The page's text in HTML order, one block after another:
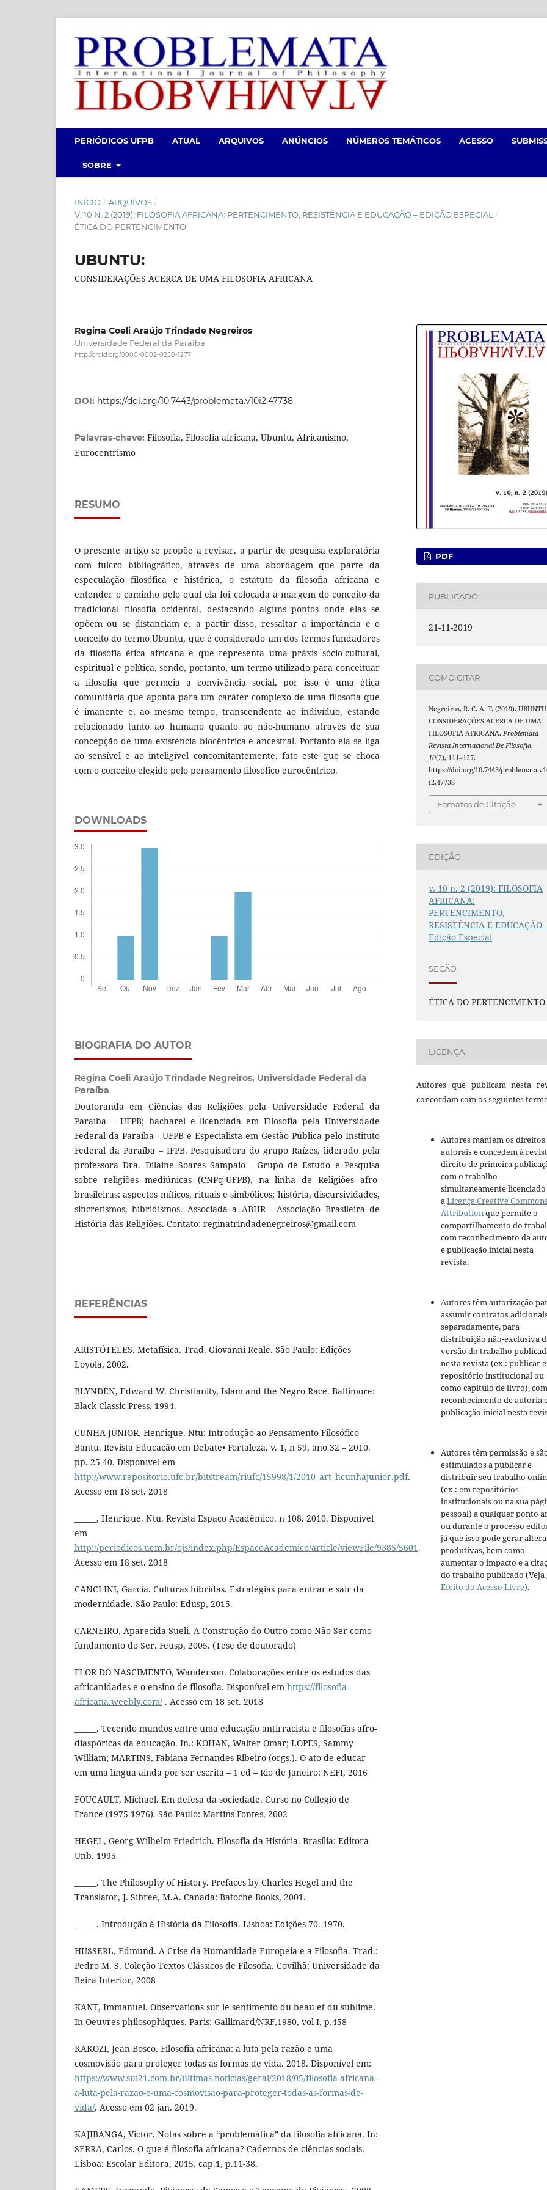
PERIÓDICOS UFPB ATUAL ARQUIVOS ANÚNCIOS NÚMEROS TEMÁTICOS ACESSO
SOBRE
INÍCIO / ARQUIVOS /
V. 10 N. 2 (2019): FILOSOFIA AFRICANA: PERTENCIMENTO, RESISTÊNCIA E EDUCAÇÃO – EDIÇÃO ESPECIAL
/
ÉTICA DO PERTENCIMENTO
UBUNTU:
CONSIDERAÇÕES ACERCA DE UMA FILOSOFIA AFRICANA
Regina Coeli Araújo Trindade Negreiros
Universidade Federal da Paraíba
http://orcid.org/0000-0002-0250-1277
DOI: https://doi.org/10.7443/problemata.v10i2.47738
Palavras-chave: Filosofia, Filosofia africana, Ubuntu, Africanismo,
Eurocentrismo
RESUMO
O presente artigo se propõe a revisar, a partir de pesquisa exploratória
com fulcro bibliográfico, através de uma abordagem que parte da
especulação filosófica e histórica, o estatuto da filosofia africana e
entender o caminho pelo qual ela foi colocada à margem do conceito da
tradicional filosofia ocidental, destacando alguns pontos onde elas se
opõem ou se distanciam e, a partir disso, ressaltar a importância e o
conceito do termo Ubuntu, que é considerado um dos termos fundadores
da filosofia ética africana e que representa uma práxis sócio-cultural,
espiritual e política, sendo, portanto, um termo utilizado para conceituar
a filosofia que permeia a convivência social, por isso é uma ética
comunitária que aponta para um caráter complexo de uma filosofia que
é imanente e, ao mesmo tempo, transcendente ao indivíduo, estando
relacionado tanto ao humano quanto ao não-humano através de sua
concepção de uma existência biocêntrica e ancestral. Portanto ela se liga
ao sensível e ao inteligível concomitantemente, fato este que se choca
com o conceito elegido pelo pensamento filosófico eurocêntrico.
DOWNLOADS
BIOGRAFIA DO AUTOR
Regina Coeli Araújo Trindade Negreiros, Universidade Federal da
Paraíba
Doutoranda em Ciências das Religiões pela Universidade Federal da
Paraíba – UFPB; bacharel e licenciada em Filosofia pela Universidade
Federal da Paraíba - UFPB e Especialista em Gestão Pública pelo Instituto
Federal da Paraíba – IFPB. Pesquisadora do grupo Raízes, liderado pela
professora Dra. Dilaine Soares Sampaio - Grupo de Estudo e Pesquisa
sobre religiões mediúnicas (CNPq-UFPB), na linha de Religiões afro-
brasileiras: aspectos míticos, rituais e simbólicos; história, discursividades,
sincretismos, hibridismos. Associada a ABHR - Associação Brasileira de
História das Religiões. Contato: reginatrindadenegreiros@gmail.com
REFERÊNCIAS
ARISTÓTELES. Metafísica. Trad. Giovanni Reale. São Paulo: Edições
Loyola, 2002.
BLYNDEN, Edward W. Christianity, Islam and the Negro Race. Baltimore:
Black Classic Press, 1994.
CUNHA JUNIOR, Henrique. Ntu: Introdução ao Pensamento Filosófico
Bantu. Revista Educação em Debate• Fortaleza. v. 1, n 59, ano 32 – 2010.
pp. 25-40. Disponível em
http://www.repositorio.ufc.br/bitstream/riufc/15998/1/2010_art_hcunhajunior.pdf.
Acesso em 18 set. 2018
______, Henrique. Ntu. Revista Espaço Acadêmico. n 108. 2010. Disponível
em
http://periodicos.uem.br/ojs/index.php/EspacoAcademico/article/viewFile/9385/5601.
Acesso em 18 set. 2018
CANCLINI, Garcia. Culturas hibridas. Estratégias para entrar e sair da
modernidade. São Paulo: Edusp, 2015.
CARNEIRO, Aparecida Sueli. A Construção do Outro como Não-Ser como
fundamento do Ser. Feusp, 2005. (Tese de doutorado)
FLOR DO NASCIMENTO, Wanderson. Colaborações entre os estudos das
africanidades e o ensino de filosofia. Disponível em https://filosofia-
africana.weebly.com/ . Acesso em 18 set. 2018
______. Tecendo mundos entre uma educação antirracista e filosofias afro-
diaspóricas da educação. In.: KOHAN, Walter Omar; LOPES, Sammy
William; MARTINS, Fabiana Fernandes Ribeiro (orgs.). O ato de educar
em uma língua ainda por ser escrita – 1 ed – Rio de Janeiro: NEFI, 2016
FOUCAULT, Michael. Em defesa da sociedade. Curso no Collegio de
France (1975-1976). São Paulo: Martins Fontes, 2002
HEGEL, Georg Wilhelm Friedrich. Filosofia da História. Brasília: Editora
Unb. 1995.
______. The Philosophy of History. Prefaces by Charles Hegel and the
Translator, J. Sibree, M.A. Canada: Batoche Books, 2001.
______. Introdução à História da Filosofia. Lisboa: Edições 70. 1970.
HUSSERL, Edmund. A Crise da Humanidade Europeia e a Filosofia. Trad.:
Pedro M. S. Coleção Textos Clássicos de Filosofia. Covilhã: Universidade da
Beira Interior, 2008
KANT, Immanuel. Observations sur le sentimento du beau et du sublime.
In Oeuvres philosophiques. Paris: Gallimard/NRF,1980, vol I, p.458
KAKOZI, Jean Bosco. Filosofia africana: a luta pela razão e uma
cosmovisão para proteger todas as formas de vida. 2018. Disponível em:
https://www.sul21.com.br/ultimas-noticias/geral/2018/05/filosofia-africana-
a-luta-pela-razao-e-uma-cosmovisao-para-proteger-todas-as-formas-de-
vida/. Acesso em 02 jan. 2019.
KAJIBANGA, Victor. Notas sobre a “problemática” da filosofia africana. In:
SERRA, Carlos. O que é filosofia africana? Cadernos de ciências sociais.
Lisboa: Escolar Editora, 2015. cap.1, p.11-38.
PDF
PUBLICADO
21-11-2019
COMO CITAR
Negreiros, R. C. A. T. (2019).
CONSIDERAÇÕES ACERCA DE UMA
FILOSOFIA AFRICANA.Problemata -
Revista Internacional De Filosofia,
10(2), 111–127.
https://doi.org/10.7443/
i2.47738
Fomatos de Citação
EDIÇÃO
v. 10 n. 2 (2019): FILOSOFIA
AFRICANA:
PERTENCIMENTO,
RESISTÊNCIA E EDUCAÇÃO
Edição Especial
SEÇÃO
ÉTICA DO PERTENCIMENTO
LICENÇA
Autores que publicam nesta
concordam com os seguintes
Autores mantém os direitos
autorais e concedem à
direito de primeira
com o trabalho
simultaneamente
aLicença Creative
Attributionque permite o
compartilhamento do
com reconhecimento da
e publicação inicial nesta
revista.
Autores têm autorização
assumir contratos
separadamente, para
distribuição não-exclusiva
versão do trabalho
nesta revista (ex.: publicar
repositório institucional ou
como capítulo de livro), com
reconhecimento de autoria
publicação inicial nesta
Autores têm permissão e
estimulados a publicar e
distribuir seu trabalho
(ex.: em repositórios
institucionais ou na sua
pessoal) a qualquer ponto
ou durante o processo
já que isso pode gerar
produtivas, bem como
aumentar o impacto e a
do trabalho publicado (Veja
Efeito do Acesso Livre).